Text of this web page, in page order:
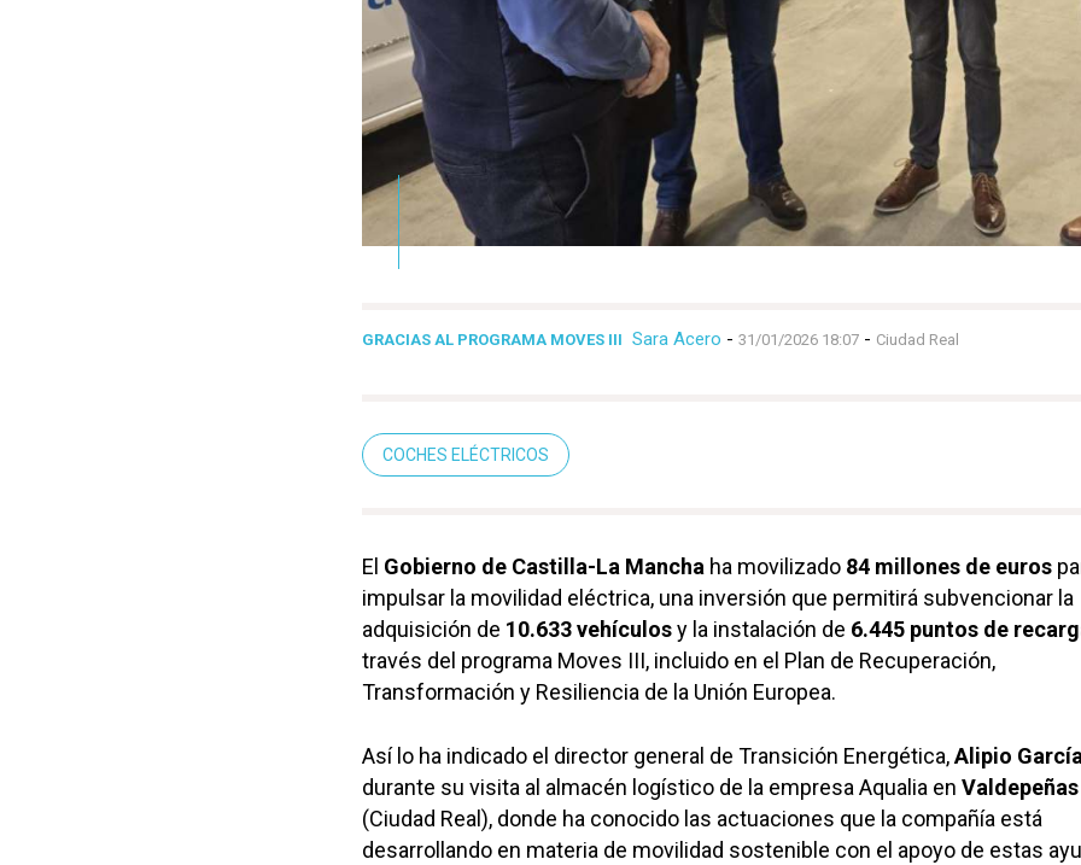
GRACIAS AL PROGRAMA MOVES III Sara Acero - 31/01/2026 18:07 - Ciudad Real
COCHES ELÉCTRICOS
El Gobierno de Castilla-La Mancha ha movilizado 84 millones de euros
impulsar la movilidad eléctrica, una inversión que permitirá subvencionar la
adquisición de 10.633 vehículosy la instalación de 6.445 puntos de
través del programa Moves III, incluido en el Plan de Recuperación,
Transformación y Resiliencia de la Unión Europea.
Así lo ha indicado el director general de Transición Energética,Alipio García
durante su visita al almacén logístico de la empresa Aqualia en Valdepeñas
(Ciudad Real), donde ha conocido las actuaciones que la compañía está
desarrollando en materia de movilidad sostenible con el apoyo de estas